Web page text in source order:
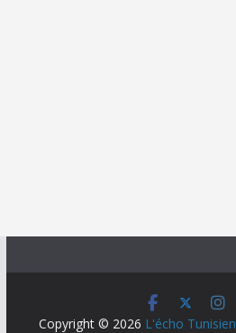
Copyright © 2026 L'écho Tunisien